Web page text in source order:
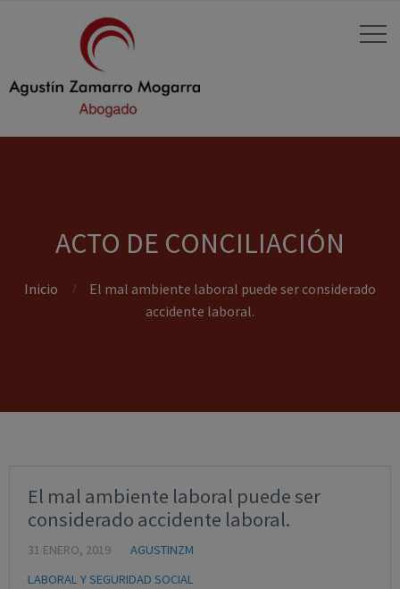
ACTO DE CONCILIACIÓN
Inicio
El mal ambiente laboral puede ser considerado
accidente laboral.
El mal ambiente laboral puede ser
considerado accidente laboral.
31 ENERO, 2019
AGUSTINZM
LABORAL Y SEGURIDAD SOCIAL